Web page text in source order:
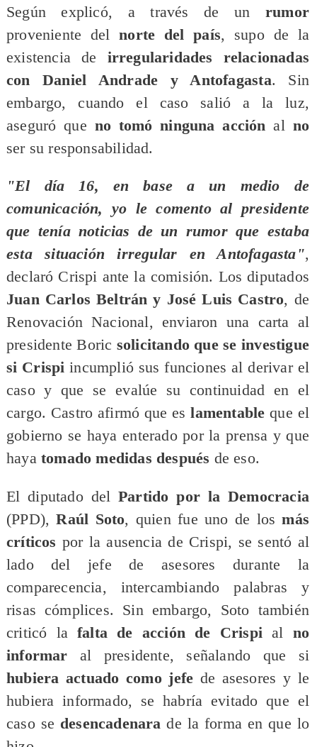
Según explicó, a través de un rumor
proveniente delnorte del país, supo de la
existencia de irregularidades relacionadas
con Daniel Andrade y Antofagasta. Sin
embargo, cuando el caso salió a la luz,
aseguró que no tomó ninguna acciónal no
ser su responsabilidad.
"El día 16, en base a un medio de
comunicación, yo le comento al presidente
que tenía noticias de un rumor que estaba
esta situación irregular en Antofagasta",
declaró Crispi ante la comisión. Los diputados
Juan Carlos Beltrán y José Luis Castro, de
Renovación Nacional, enviaron una carta al
presidente Boric solicitando que se investigue
si Crispiincumplió sus funciones al derivar el
caso y que se evalúe su continuidad en el
cargo. Castro afirmó que es lamentableque el
gobierno se haya enterado por la prensa y que
haya tomado medidas después de eso.
El diputado del Partido por la Democracia
(PPD),Raúl Soto, quien fue uno de losmás
críticos por la ausencia de Crispi, se sentó al
lado del jefe de asesores durante la
comparecencia, intercambiando palabras y
risas cómplices. Sin embargo, Soto también
criticó la falta de acción de Crispial no
informar al presidente, señalando que si
hubiera actuado como jefe de asesores y le
hubiera informado, se habría evitado que el
caso se desencadenarade la forma en que lo